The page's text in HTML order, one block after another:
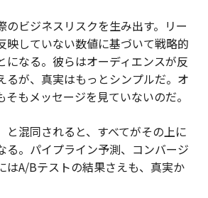
のビジネスリスクを生み出す。リー
映していない数値に基づいて戦略的
になる。彼らはオーディエンスが反
るが、真実はもっとシンプルだ。オ
もメッセージを見ていないのだ。
と混同されると、すべてがその上に
る。パイプライン予測、コンバージ
はA/Bテストの結果さえも、真実か